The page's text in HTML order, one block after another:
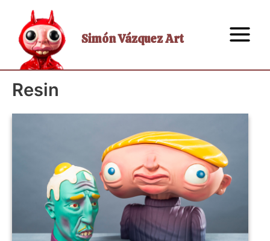
content
Simón Vázquez Art
Main
Menu
Resin